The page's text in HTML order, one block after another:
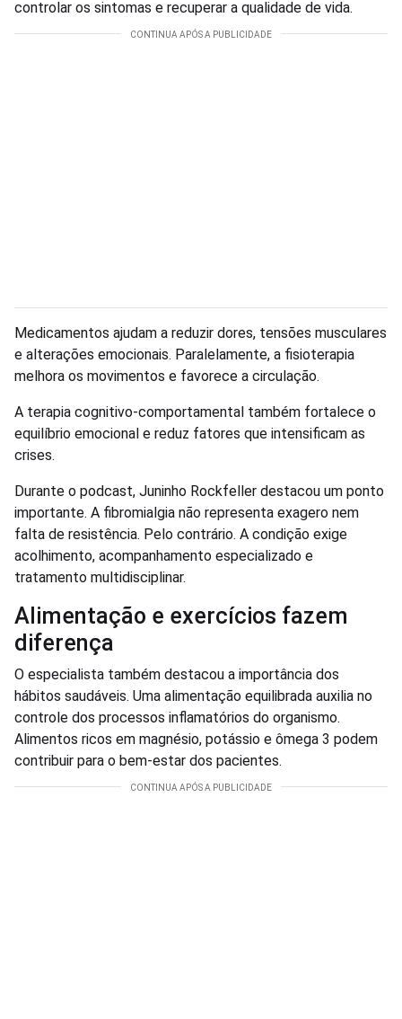
controlar os sintomas e recuperar a qualidade de vida.
Medicamentos ajudam a reduzir dores, tensões musculares
e alterações emocionais. Paralelamente, a fisioterapia
melhora os movimentos e favorece a circulação.
A terapia cognitivo-comportamental também fortalece o
equilíbrio emocional e reduz fatores que intensificam as
crises.
Durante o podcast, Juninho Rockfeller destacou um ponto
importante. A fibromialgia não representa exagero nem
falta de resistência. Pelo contrário. A condição exige
acolhimento, acompanhamento especializado e
tratamento multidisciplinar.
Alimentação e exercícios fazem
diferença
O especialista também destacou a importância dos
hábitos saudáveis. Uma alimentação equilibrada auxilia no
controle dos processos inflamatórios do organismo.
Alimentos ricos em magnésio, potássio e ômega 3 podem
contribuir para o bem-estar dos pacientes.